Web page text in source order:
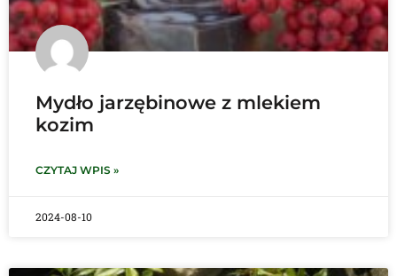
Mydło jarzębinowe z mlekiem
kozim
CZYTAJ WPIS »
2024-08-10